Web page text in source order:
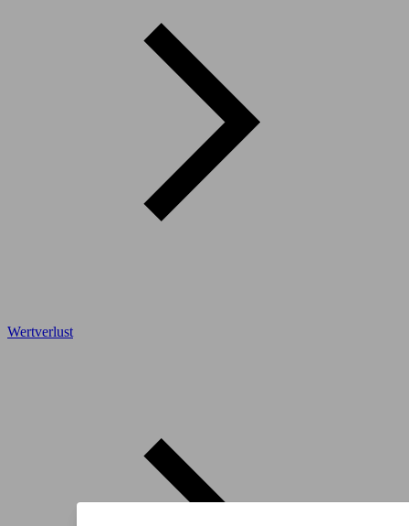
Wertverlust